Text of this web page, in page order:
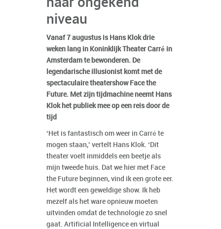
naar ongekend
niveau
Vanaf 7 augustus is Hans Klok drie
weken lang in Koninklijk Theater Carré in
Amsterdam te bewonderen. De
legendarische illusionist komt met de
spectaculaire theatershow Face the
Future. Met zijn tijdmachine neemt Hans
Klok het publiek mee op een reis door de
tijd
‘Het is fantastisch om weer in Carré te
mogen staan,’ vertelt Hans Klok. ‘Dit
theater voelt inmiddels een beetje als
mijn tweede huis. Dat we hier met Face
the Future beginnen, vind ik een grote eer.
Het wordt een geweldige show. Ik heb
mezelf als het ware opnieuw moeten
uitvinden omdat de technologie zo snel
gaat. Artificial Intelligence en virtual